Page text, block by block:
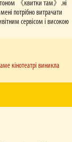
《квитки там》.ні
потрібно витрачати
сервісом і високою
кінотеатрі виникла